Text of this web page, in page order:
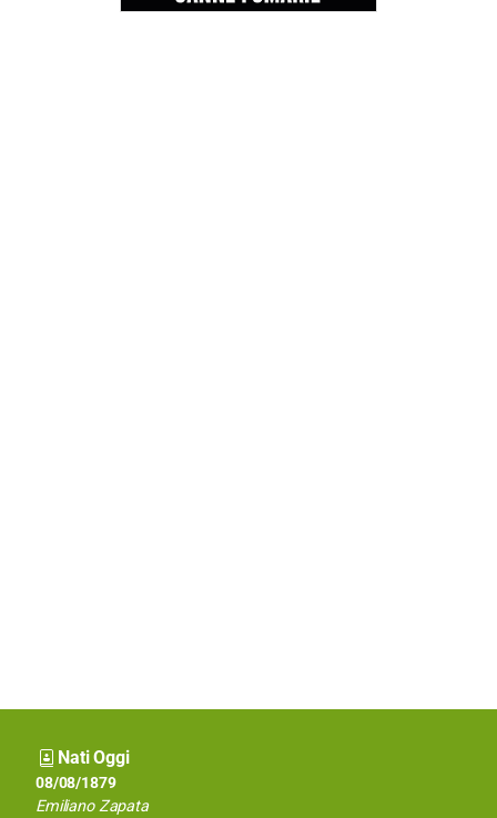
Nati Oggi
08/08/1937
Bruno Lauzi
08/08/1879
Emiliano Zapata